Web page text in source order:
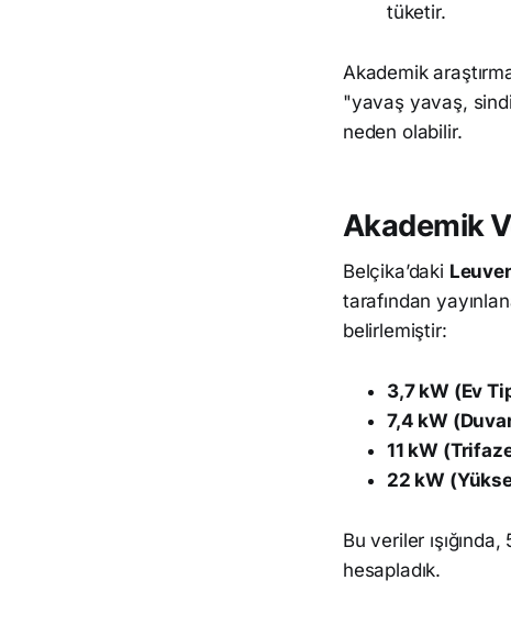
tüketir.
Akademik
"yavaş yavaş,
neden olabilir.
Akademik
Belçika’daki
tarafından
belirlemiştir:
3,7 kW (Ev
7,4 kW
11 kW
22 kW
Bu veriler
hesapladık.